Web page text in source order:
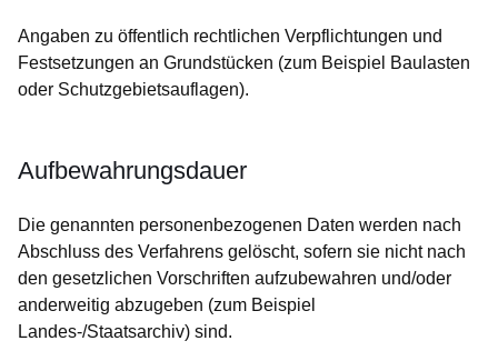
Angaben zu öffentlich rechtlichen Verpflichtungen und
Festsetzungen an Grundstücken (zum Beispiel Baulasten
oder Schutzgebietsauflagen).
Aufbewahrungsdauer
Die genannten personenbezogenen Daten werden nach
Abschluss des Verfahrens gelöscht, sofern sie nicht nach
den gesetzlichen Vorschriften aufzubewahren und/oder
anderweitig abzugeben (zum Beispiel
Landes-/Staatsarchiv) sind.